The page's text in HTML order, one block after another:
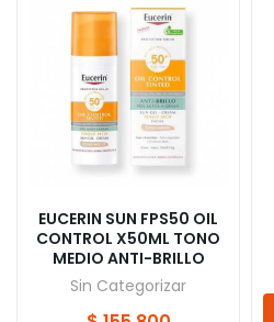
EUCERIN SUN FPS50 OIL
CONTROL X50ML TONO
MEDIO ANTI-BRILLO
Sin Categorizar